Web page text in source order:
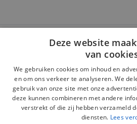
Veilige betaling:
Juridische
Privacybeleid
Deze website
van
We gebruiken cookies om inhoud en
en om ons verkeer te analyseren. We
gebruik van onze site met onze
deze kunnen combineren met andere
verstrekt of die zij hebben verzameld
diensten. Lees